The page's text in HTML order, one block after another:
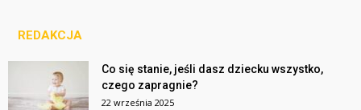
REDAKCJA
Co się stanie, jeśli dasz dziecku wszystko,
czego zapragnie?
22 września 2025